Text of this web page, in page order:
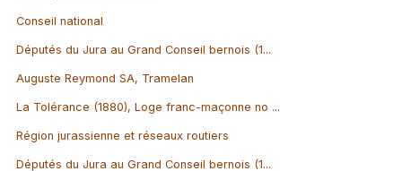
Conseil national
Députés du Jura au Grand Conseil bernois (1...
Auguste Reymond SA, Tramelan
La Tolérance (1880), Loge franc-maçonne no ...
Région jurassienne et réseaux routiers
Députés du Jura au Grand Conseil bernois (1...